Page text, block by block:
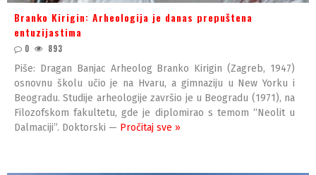
Branko Kirigin: Arheologija je danas prepuštena
entuzijastima
0 893
Piše: Dragan Banjac Arheolog Branko Kirigin (Zagreb, 1947)
osnovnu školu učio je na Hvaru, a gimnaziju u New Yorku i
Beogradu. Studije arheologije završio je u Beogradu (1971), na
Filozofskom fakultetu, gde je diplomirao s temom “Neolit u
Dalmaciji”. Doktorski — Pročitaj sve »